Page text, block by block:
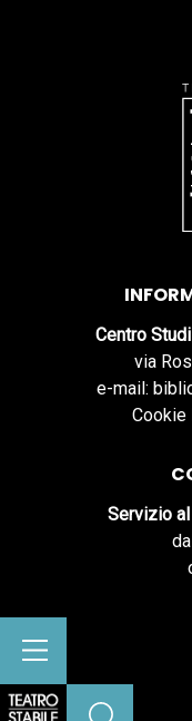
Centro
via
e-mail:
Cookie
Servizio